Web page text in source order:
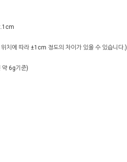
치에 따라 ±1cm 정도의 차이가 있을 수 있습니다.)
6g기준)